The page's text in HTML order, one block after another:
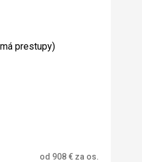
prestupy)
od 908€ za os.